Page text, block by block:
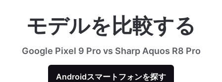
モデルを比較する
Google Pixel 9 Pro vs Sharp Aquos R8 Pro
Androidスマートフォンを探す